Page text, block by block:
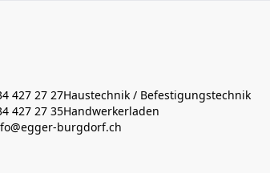
427 27 27Haustechnik / Befestigungstechnik
427 27 35Handwerkerladen
burgdorf.ch